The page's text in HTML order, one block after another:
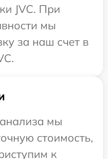
JVC. При
мы
за наш счет в
мы
стоимость,
к